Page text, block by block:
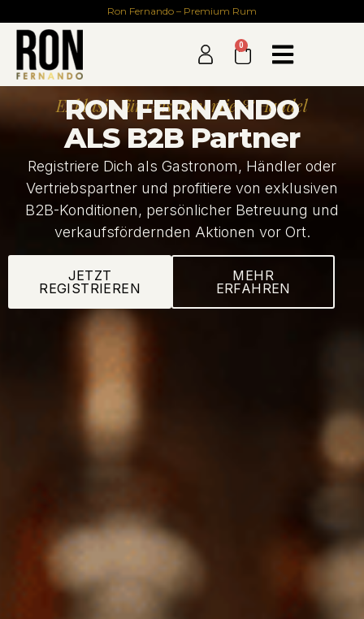
Ron Fernando – Premium Rum
0
Exklusiv für Gastronomie & Handel
RON FERNANDO
ALS B2B Partner​
Registriere Dich als Gastronom, Händler oder
Vertriebspartner und profitiere von exklusiven
B2B-Konditionen, persönlicher Betreuung und
verkaufsfördernden Aktionen vor Ort.
JETZT
REGISTRIEREN
MEHR
ERFAHREN